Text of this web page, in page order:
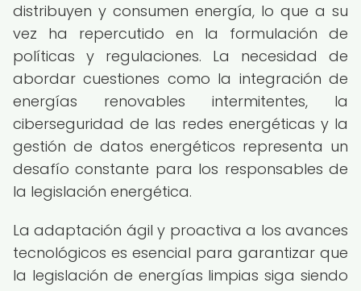
distribuyen y consumen energía, lo que a su
vez ha repercutido en la formulación de
políticas y regulaciones. La necesidad de
abordar cuestiones como la integración de
energías renovables intermitentes, la
ciberseguridad de las redes energéticas y la
gestión de datos energéticos representa un
desafío constante para los responsables de
la legislación energética.
La adaptación ágil y proactiva a los avances
tecnológicos es esencial para garantizar que
la legislación de energías limpias siga siendo